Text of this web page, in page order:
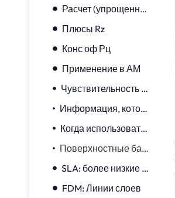
Расчет (упрощенный)
Плюсы Rz
Конс оф Рц
Применение в АМ
Чувствительность к выбросам
Информация, которую дает каждое значение
Когда использовать каждый из них
Поверхностные баллы в разных методах AM
SLA: более низкие баллы
FDM: Линии слоев